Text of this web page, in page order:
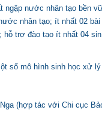
ngập nước nhân tạo bền
nhân tạo; ít nhất 02
hỗ trợ đào tạo ít nhất 04
số mô hình sinh học xử
(hợp tác với Chi cục